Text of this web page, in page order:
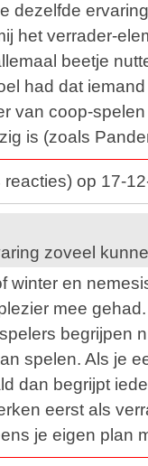
dezelfde
het verrader-
beetje
had dat
van coop-
is (zoals
reacties) op 17-
zoveel
winter en
mee gehad.
begrijpen
spelen. Als je
dan begrijpt
eerst als
je eigen plan